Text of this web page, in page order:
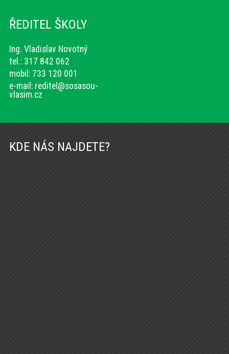
ŘEDITEL ŠKOLY
Ing. Vladislav Novotný
tel.: 317 842 062
mobil: 733 120 001
e-mail: reditel@sosasou-
vlasim.cz
KDE NÁS NAJDETE?